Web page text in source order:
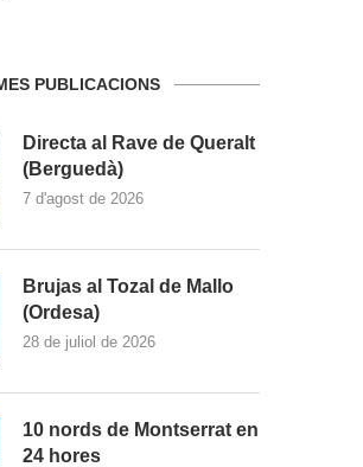
PUBLICACIONS
Directa al Rave de Queralt
(Berguedà)
7 d'agost de 2026
Brujas al Tozal de Mallo
(Ordesa)
28 de juliol de 2026
10 nords de Montserrat en
24 hores